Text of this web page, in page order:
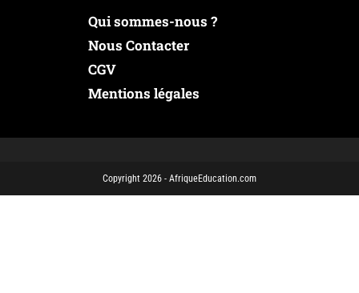
Qui sommes-nous ?
Nous Contacter
CGV
Mentions légales
Copyright 2026 - AfriqueEducation.com